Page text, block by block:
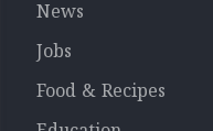
News
Jobs
Food & Recipes